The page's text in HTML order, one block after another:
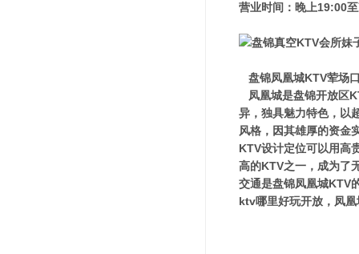
营业时间：晚上19:00
盘锦凤凰城KTV荤场
凤凰城是盘锦开放区
异，独具魅力特色，以
风格，因其雄厚的资金
KTV设计定位可以用高
高的KTV之一，成为了
交通是盘锦凤凰城KTV
ktv哪里好玩开放，凤